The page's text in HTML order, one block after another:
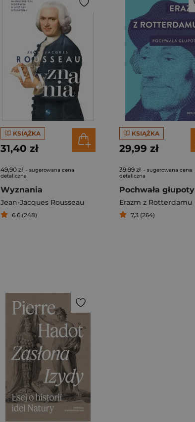
KSIĄŻKA
31,40 zł
49,90 zł - sugerowana cena
detaliczna
Wyznania
Jean-Jacques Rousseau
6,6 (248)
KSIĄŻKA
29,99 zł
39,99 zł - sugerowana cena
detaliczna
Pochwała głupoty
Erazm z Rotterdamu
7,3 (264)